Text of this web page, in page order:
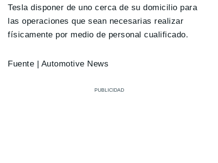
Tesla disponer de uno cerca de su domicilio para
las operaciones que sean necesarias realizar
físicamente por medio de personal cualificado.
Fuente | Automotive News